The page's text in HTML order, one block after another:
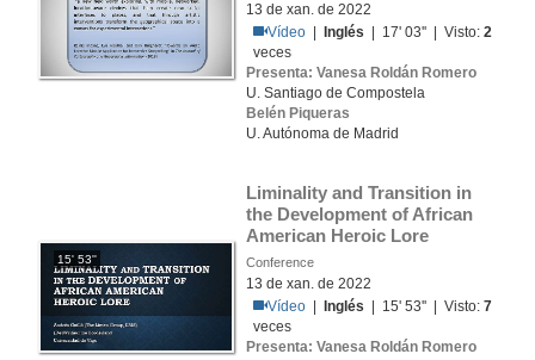
13 de xan. de 2022
Vídeo
Inglés | 17' 03'' | Visto:2
veces
Presenta: Vanesa Roldán Romero
U. Santiago de Compostela
Belén Piqueras
U. Autónoma de Madrid
15' 53''
Liminality and Transition in
the Development of African
American Heroic Lore
Conference
13 de xan. de 2022
Vídeo
Inglés | 15' 53'' | Visto:7
veces
Presenta: Vanesa Roldán Romero